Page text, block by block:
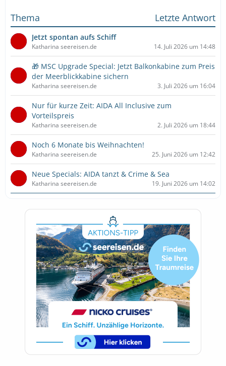
Thema
Letzte Antwort
Jetzt spontan aufs Schiff
Katharina seereisen.de 14. Juli 2026 um 14:48
🎁 MSC Upgrade Special: Jetzt Balkonkabine zum Preis
der Meerblickkabine sichern
Katharina seereisen.de 3. Juli 2026 um 16:04
Nur für kurze Zeit: AIDA All Inclusive zum
Vorteilspreis
Katharina seereisen.de 2. Juli 2026 um 18:44
Noch 6 Monate bis Weihnachten!
Katharina seereisen.de 25. Juni 2026 um 12:42
Neue Specials: AIDA tanzt & Crime & Sea
Katharina seereisen.de 19. Juni 2026 um 14:02